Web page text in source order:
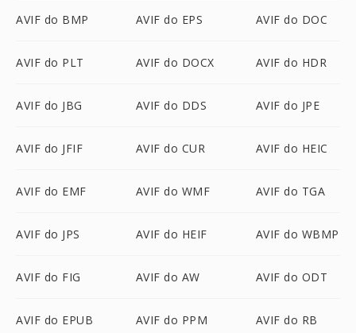
AVIF do BMP AVIF do EPS AVIF do DOC
AVIF do PLT AVIF do DOCX AVIF do HDR
AVIF do JBG AVIF do DDS AVIF do JPE
AVIF do JFIF AVIF do CUR AVIF do HEIC
AVIF do EMF AVIF do WMF AVIF do TGA
AVIF do JPS AVIF do HEIF AVIF do WBMP
AVIF do FIG AVIF do AW AVIF do ODT
AVIF do EPUB AVIF do PPM AVIF do RB